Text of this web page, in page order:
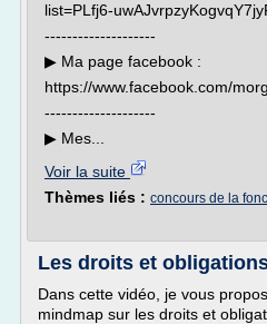
list=PLfj6-
--------------------
▶︎ Ma page facebook :
https://www.facebook.com/
--------------------
▶︎ Mes...
Voir la suite
Thèmes liés : concours de la
Les droits et
Dans cette vidéo, je vous
mindmap sur les droits et